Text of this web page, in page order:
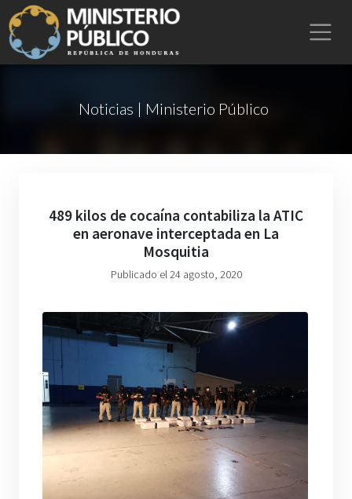
Noticias | Ministerio Público
489 kilos de cocaína contabiliza la ATIC
en aeronave interceptada en La
Mosquitia
Publicado el 24 agosto, 2020